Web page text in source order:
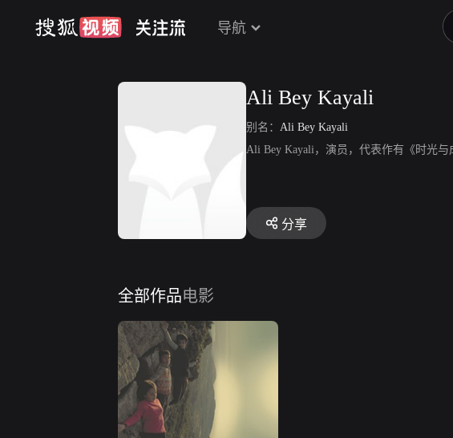
导航
Ali Bey Kayali
别名： Ali Bey Kayali
Ali Bey Kayali，演员，代表作有《时光与
分享
全部作品电影